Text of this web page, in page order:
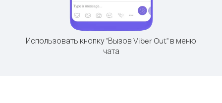
Использовать кнопку "Вызов Viber Out" в меню
чата